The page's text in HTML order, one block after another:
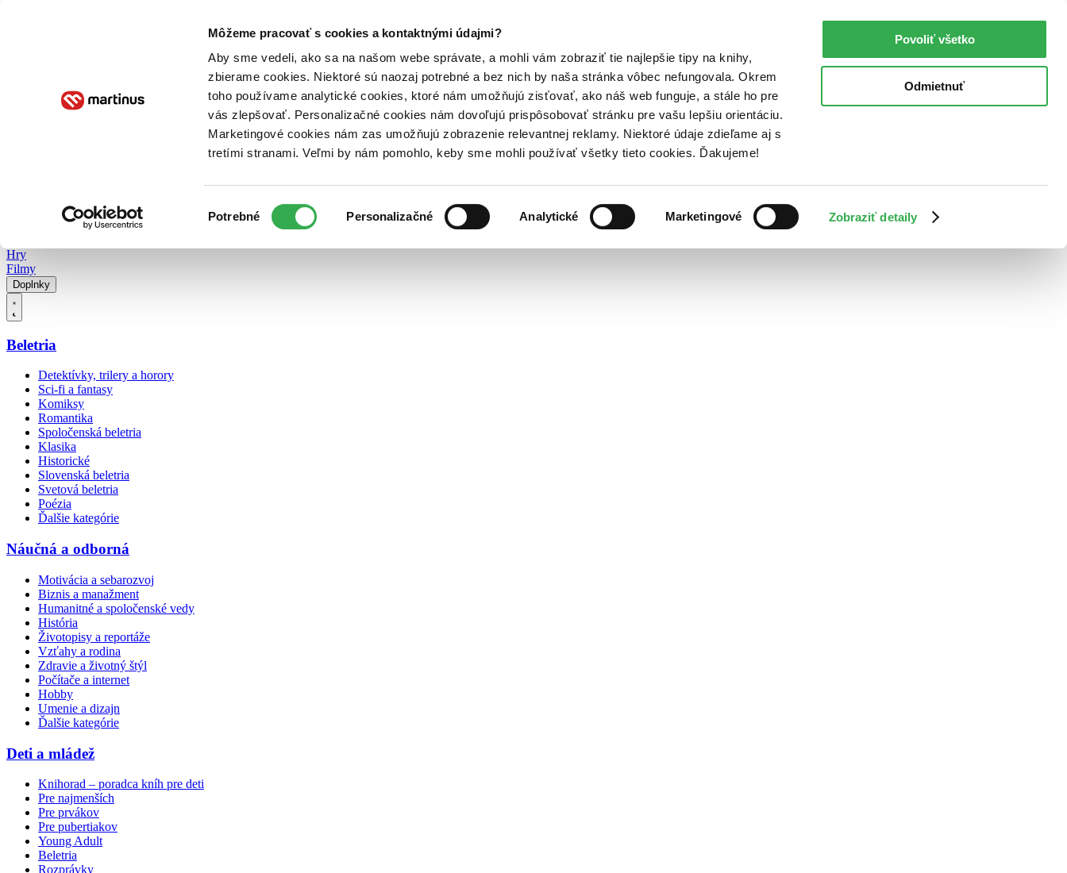
Môžeme pracovať s cookies a kontaktnými údajmi?
Aby sme vedeli, ako sa na našom webe správate, a mohli vám zobraziť tie najlepšie tipy na knihy,
zbierame cookies. Niektoré sú naozaj potrebné a bez nich by naša stránka vôbec nefungovala. Okrem
toho používame analytické cookies, ktoré nám umožňujú zisťovať, ako náš web funguje, a stále ho pre
vás zlepšovať. Personalizačné cookies nám dovoľujú prispôsobovať stránku pre vašu lepšiu orientáciu.
Marketingové cookies nám zas umožňujú zobrazenie relevantnej reklamy. Niektoré údaje zdieľame aj s
tretími stranami. Veľmi by nám pomohlo, keby sme mohli používať všetky tieto cookies. Ďakujeme!
súhlasu
Potrebné Personalizačné Analytické Marketingové Zobraziť detaily
Povoliť všetko
Odmietnuť
Poukážky Kontakt
Hry
Filmy
Doplnky
Beletria
Detektívky, trilery a horory
Sci-fi a fantasy
Komiksy
Romantika
Spoločenská beletria
Klasika
Historické
Slovenská beletria
Svetová beletria
Poézia
Ďalšie kategórie
Náučná a odborná
Motivácia a sebarozvoj
Biznis a manažment
Humanitné a spoločenské vedy
História
Životopisy a reportáže
Vzťahy a rodina
Zdravie a životný štýl
Počítače a internet
Hobby
Umenie a dizajn
Ďalšie kategórie
Deti a mládež
Knihorad – poradca kníh pre deti
Pre najmenších
Pre prvákov
Pre pubertiakov
Young Adult
Beletria
Rozprávky